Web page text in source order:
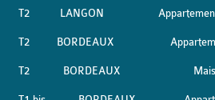
T2 LANGON
T2 BORDEAUX
T2 BORDEAUX